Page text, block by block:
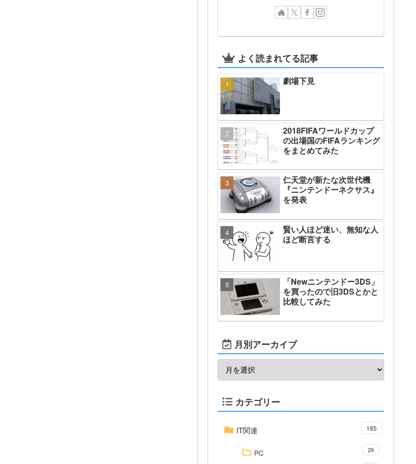
よく読まれてる記事
劇場下見
2018FIFAワールドカップ
の出場国のFIFAランキング
をまとめてみた
仁天堂が新たな次世代機
『ニンテンドーネクサス』
を発表
賢い人ほど迷い、無知な人
ほど断言する
「Newニンテンドー3DS」
を買ったので旧3DSとかと
比較してみた
月別アーカイブ
カテゴリー
IT関連 185
PC 29